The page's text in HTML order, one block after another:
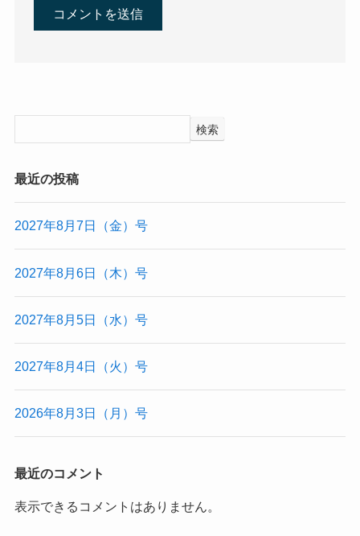
検索
最近の投稿
2027年8月7日（金）号
2027年8月6日（木）号
2027年8月5日（水）号
2027年8月4日（火）号
2026年8月3日（月）号
最近のコメント
表示できるコメントはありません。